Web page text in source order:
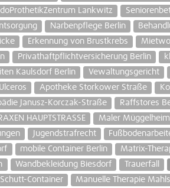
Lankwitz
Narbenpflege Berlin
Erkennung von Brustkrebs
Privathaftpflichtversicherung Berlin
Kaulsdorf Berlin Vewaltungsgericht
Apotheke Storkower Straße
Janusz-Korczak-Straße Raffstores
HAUPTSTRASSE Maler Müggelheim
Jugendstrafrecht
mobile Container Berlin
Matrix-
Wandbekleidung Biesdorf Trauerfall
Schutt-Container Manuelle Therapie